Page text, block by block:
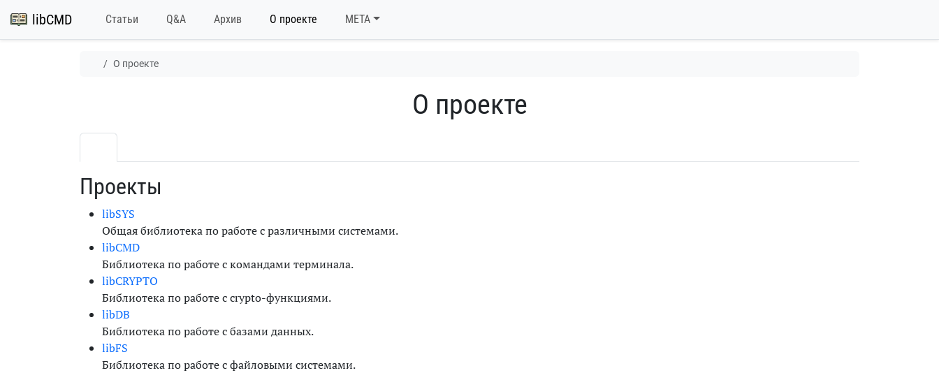
libCMD Статьи Q&A Архив О проекте META
О проекте
О проекте
Проекты
libSYS
Общая библиотека по работе с различными системами.
libCMD
Библиотека по работе с командами терминала.
libCRYPTO
Библиотека по работе с crypto-функциями.
libDB
Библиотека по работе с базами данных.
libFS
Библиотека по работе с файловыми системами.